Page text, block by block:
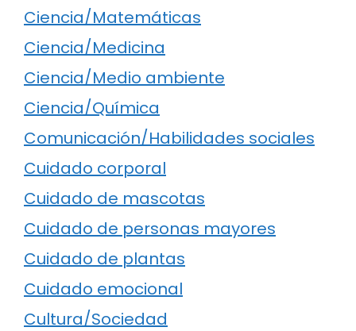
Ciencia/Matemáticas
Ciencia/Medicina
Ciencia/Medio ambiente
Ciencia/Química
Comunicación/Habilidades sociales
Cuidado corporal
Cuidado de mascotas
Cuidado de personas mayores
Cuidado de plantas
Cuidado emocional
Cultura/Sociedad